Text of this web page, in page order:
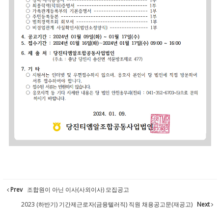
Prev 조합원이 아닌 이사(사외이사) 모집공고
2023 (하반기) 기간제근로자(금융텔러직) 직원 채용공고문(재공고) Next